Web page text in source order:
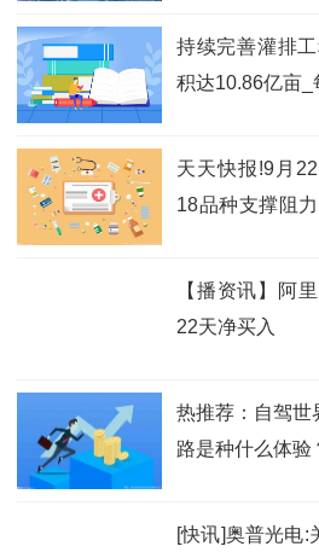
持续完善灌排
积达10.86亿亩_
天天快报!9月
18品种支撑阻
【播资讯】阿
22天净买入
热推荐：自驾世
路是种什么体验
[快讯]奥普光电: